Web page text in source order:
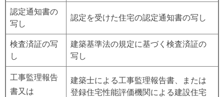
認定通知書の
写し
認定を受けた住宅の認定通知書の写し
検査済証の写
し
建築基準法の規定に基づく検査済証の
写し
工事監理報告
書又は
建築士による工事監理報告書、または
登録住宅性能評価機関による建設住宅